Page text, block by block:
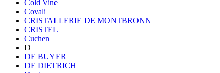
Cold Vine
Covali
CRISTALLERIE DE MONTBRONN
CRISTEL
Cuchen
D
DE BUYER
DE DIETRICH